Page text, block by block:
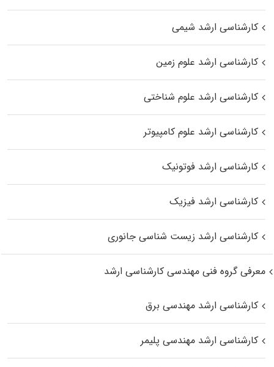
کارشناسی ارشد شیمی
کارشناسی ارشد علوم زمین
کارشناسی ارشد علوم شناختی
کارشناسی ارشد علوم کامپیوتر
کارشناسی ارشد فوتونیک
کارشناسی ارشد فیزیک
کارشناسی ارشد زیست‌ شناسی جانوری
معرفی گروه فنی مهندسی کارشناسی ارشد
کارشناسی ارشد مهندسی برق
کارشناسی ارشد مهندسی پلیمر